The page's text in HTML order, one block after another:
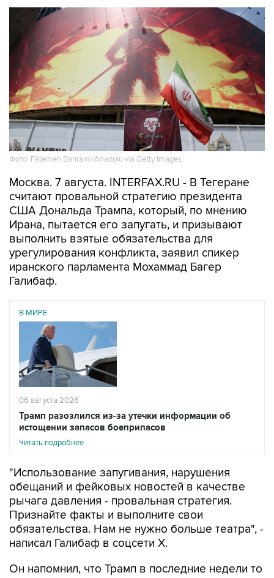
Фото: Fatemeh Bahrami/Anadolu via Getty Images
Москва. 7 августа. INTERFAX.RU - В Тегеране
считают провальной стратегию президента
США Дональда Трампа, который, по мнению
Ирана, пытается его запугать, и призывают
выполнить взятые обязательства для
урегулирования конфликта, заявил спикер
иранского парламента Мохаммад Багер
Галибаф.
В МИРЕ
06 августа 2026
Трамп разозлился из-за утечки информации об
истощении запасов боеприпасов
Читать подробнее
"Использование запугивания, нарушения
обещаний и фейковых новостей в качестве
рычага давления - провальная стратегия.
Признайте факты и выполните свои
обязательства. Нам не нужно больше театра", -
написал Галибаф в соцсети X.
Он напомнил, что Трамп в последние недели то